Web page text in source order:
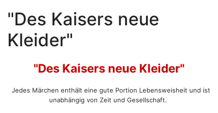
"Des Kaisers neue
Kleider"
"Des Kaisers neue Kleider"
Jedes Märchen enthält eine gute Portion Lebensweisheit und ist
unabhängig von Zeit und Gesellschaft.